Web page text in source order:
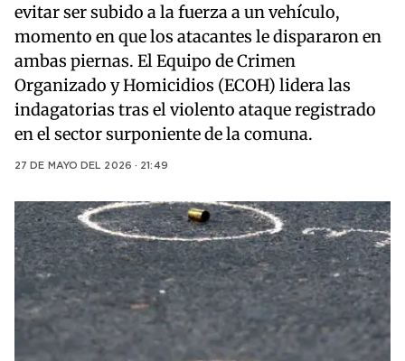
evitar ser subido a la fuerza a un vehículo,
momento en que los atacantes le dispararon en
ambas piernas. El Equipo de Crimen
Organizado y Homicidios (ECOH) lidera las
indagatorias tras el violento ataque registrado
en el sector surponiente de la comuna.
27 DE MAYO DEL 2026 · 21:49